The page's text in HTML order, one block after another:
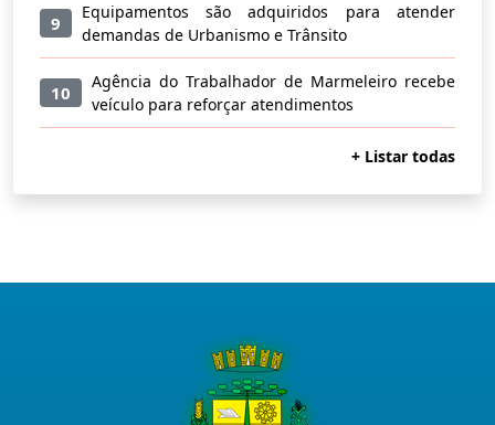
9
Equipamentos são adquiridos para atender
demandas de Urbanismo e Trânsito
10
Agência do Trabalhador de Marmeleiro recebe
veículo para reforçar atendimentos
+ Listar todas